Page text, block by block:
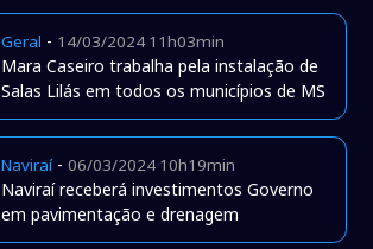
Geral - 14/03/2024 11h03min
Mara Caseiro trabalha pela instalação de
Salas Lilás em todos os municípios de MS
Naviraí-06/03/2024 10h19min
Naviraí receberá investimentos Governo
em pavimentação e drenagem